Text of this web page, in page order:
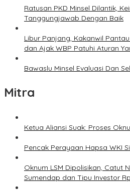
Ratusan PKD Minsel Dilantik,
Tanggungjawab Dengan Baik
Libur Panjang, Kakanwil
dan Ajak WBP Patuhi Aturan
Bawaslu Minsel Evaluasi Dan
Mitra
Ketua Aliansi Suak: Proses
Pencak Perayaan Hapsa WKI
Oknum LSM Dipolisikan, Catut
Sumendap dan Tipu Investor